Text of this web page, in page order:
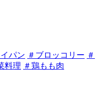
パン ＃ブロッコリー ＃
料理 ＃鶏もも肉